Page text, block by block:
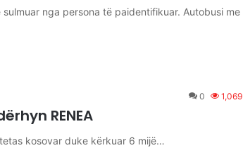
nga persona të paidentifikuar. Autobusi me
0 1,069
RENEA
kosovar duke kërkuar 6 mijë…